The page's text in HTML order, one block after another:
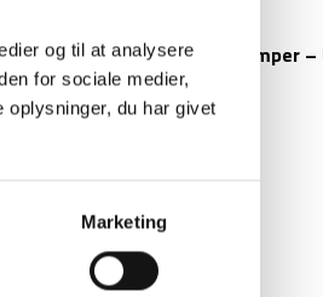
og til at analysere
for sociale medier,
oplysninger, du har givet
Marketing
Uld – Ultra
Vandrestrømper –
Aktiv – Uld
179kr